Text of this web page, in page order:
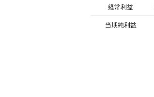
経常利益
当期純利益